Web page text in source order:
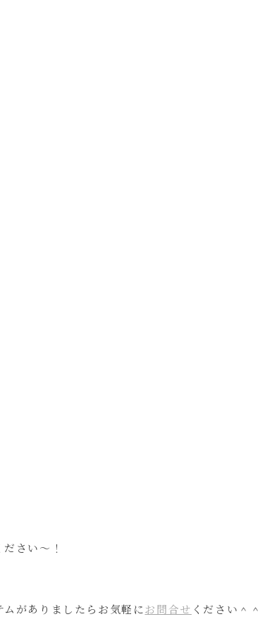
さい～！
がありましたらお気軽にお問合せ ください＾＾